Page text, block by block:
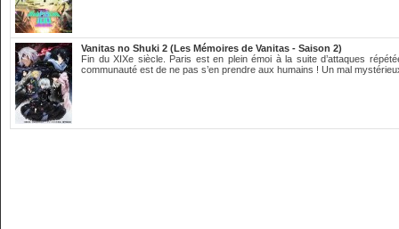
Vanitas no Shuki 2 (Les Mémoires de Vanitas - Saison 2)
Fin du XIXe siècle. Paris est en plein émoi à la suite d’attaques
communauté est de ne pas s’en prendre aux humains ! Un mal